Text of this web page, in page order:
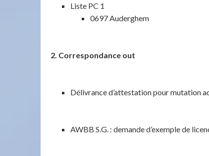
Liste PC 1
0697 Auderghem
2. Correspondance out
Délivrance d’attestation pour mutation
AWBB S.G. : demande d’exemple de